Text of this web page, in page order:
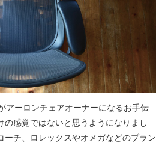
アーロンチェアオーナーになるお手伝
の感覚ではないと思うようになりまし
ーチ、ロレックスやオメガなどのブラン